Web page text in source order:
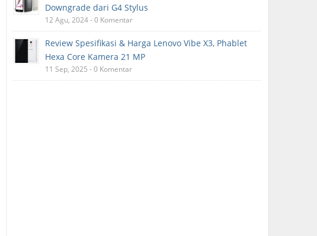
Downgrade dari G4 Stylus
12 Agu, 2024 - 0 Komentar
Review Spesifikasi & Harga Lenovo Vibe X3, Phablet
Hexa Core Kamera 21 MP
11 Sep, 2025 - 0 Komentar